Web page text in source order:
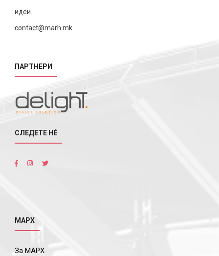
идеи.
contact@marh.mk
ПАРТНЕРИ
СЛЕДЕТЕ НÉ
МАРХ
За МАРХ